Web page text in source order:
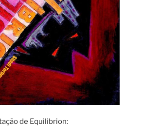
de Equilibrion: